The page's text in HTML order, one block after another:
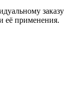
заказу
её применения.